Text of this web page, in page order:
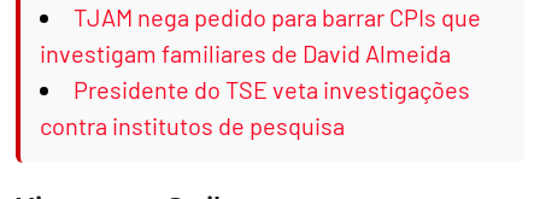
TJAM nega pedido para barrar CPIs que
investigam familiares de David Almeida
Presidente do TSE veta investigações
contra institutos de pesquisa